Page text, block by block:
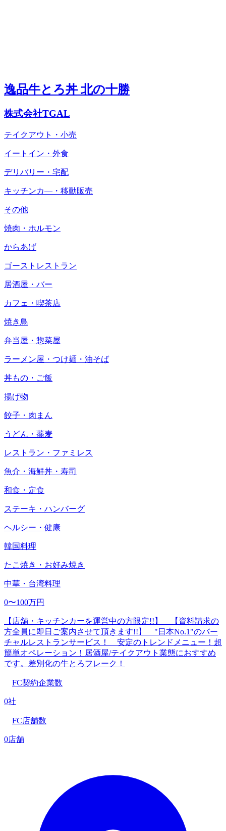
逸品牛とろ丼 北の十勝
株式会社TGAL
テイクアウト・小売
イートイン・外食
デリバリー・宅配
キッチンカ―・移動販売
その他
焼肉・ホルモン
からあげ
ゴーストレストラン
居酒屋・バー
カフェ・喫茶店
焼き鳥
弁当屋・惣菜屋
ラーメン屋・つけ麺・油そば
丼もの・ご飯
揚げ物
餃子・肉まん
うどん・蕎麦
レストラン・ファミレス
魚介・海鮮丼・寿司
和食・定食
ステーキ・ハンバーグ
ヘルシー・健康
韓国料理
たこ焼き・お好み焼き
中華・台湾料理
0〜100万円
【店舗・キッチンカーを運営中の方限定!!】 【資料請求の
方全員に即日ご案内させて頂きます!!】 "日本No.1"のバー
チャルレストランサービス！ 安定のトレンドメニュー！超
簡単オペレーション！居酒屋/テイクアウト業態におすすめ
です。差別化の牛とろフレーク！
FC契約企業数
0社
FC店舗数
0店舗